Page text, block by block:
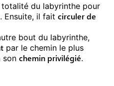
du labyrinthe pour
Ensuite, il fait circuler de
bout du labyrinthe,
par le chemin le plus
son chemin privilégié.